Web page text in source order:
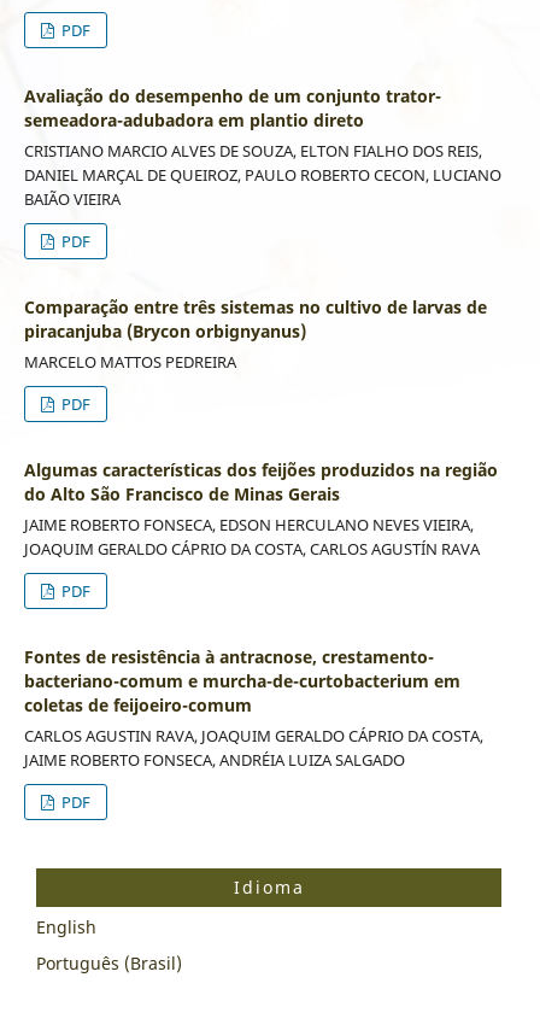
PDF
Avaliação do desempenho de um conjunto trator-
semeadora-adubadora em plantio direto
CRISTIANO MARCIO ALVES DE SOUZA, ELTON FIALHO DOS REIS,
DANIEL MARÇAL DE QUEIROZ, PAULO ROBERTO CECON, LUCIANO
BAIÃO VIEIRA
PDF
Comparação entre três sistemas no cultivo de larvas de
piracanjuba (Brycon orbignyanus)
MARCELO MATTOS PEDREIRA
PDF
Algumas características dos feijões produzidos na região
do Alto São Francisco de Minas Gerais
JAIME ROBERTO FONSECA, EDSON HERCULANO NEVES VIEIRA,
JOAQUIM GERALDO CÁPRIO DA COSTA, CARLOS AGUSTÍN RAVA
PDF
Fontes de resistência à antracnose, crestamento-
bacteriano-comum e murcha-de-curtobacterium em
coletas de feijoeiro-comum
CARLOS AGUSTIN RAVA, JOAQUIM GERALDO CÁPRIO DA COSTA,
JAIME ROBERTO FONSECA, ANDRÉIA LUIZA SALGADO
PDF
Idioma
English
Português (Brasil)